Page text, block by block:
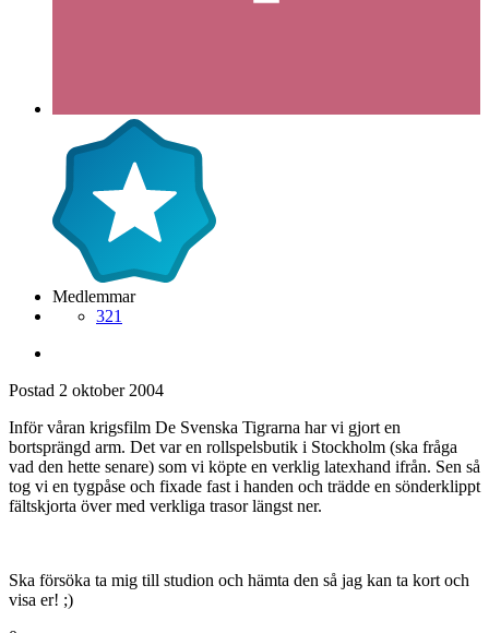
Medlemmar
321
Postad 2 oktober 2004
Inför våran krigsfilm De Svenska Tigrarna har vi gjort en
bortsprängd arm. Det var en rollspelsbutik i Stockholm (ska fråga
vad den hette senare) som vi köpte en verklig latexhand ifrån. Sen så
tog vi en tygpåse och fixade fast i handen och trädde en sönderklippt
fältskjorta över med verkliga trasor längst ner.
Ska försöka ta mig till studion och hämta den så jag kan ta kort och
visa er! ;)